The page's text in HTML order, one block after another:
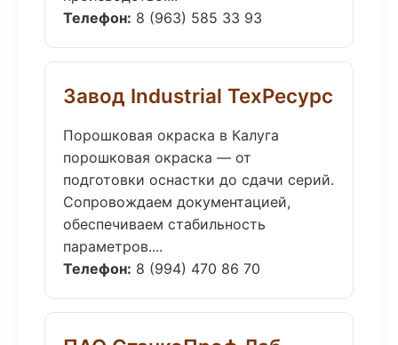
Телефон: 8 (963) 585 33 93
Завод Industrial ТехРесурс
Порошковая окраска в Калуга
порошковая окраска — от
подготовки оснастки до сдачи серий.
Сопровождаем документацией,
обеспечиваем стабильность
параметров....
Телефон: 8 (994) 470 86 70